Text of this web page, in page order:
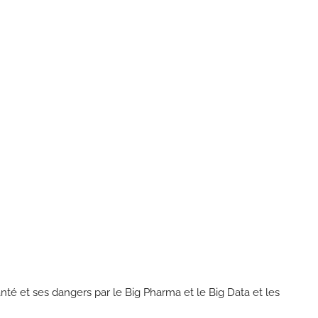
et ses dangers par le Big Pharma et le Big Data et les